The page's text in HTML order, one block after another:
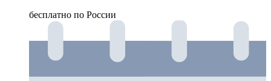
бесплатно по России